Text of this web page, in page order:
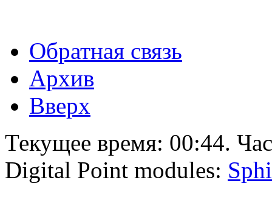
Обратная связь
Архив
Вверх
Текущее время: 00:44.
Digital Point modules: